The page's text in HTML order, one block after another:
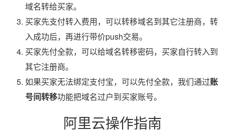
域名转给买家。
买家先支付转入费用，可以转移域名到其它注册商，转
入成功后，再进行带价push交易。
买家先付全款，可以给域名转移密码，买家自行转入到
其它注册商。
如果买家无法绑定支付宝，可以先付全款，我们通过账
号间转移功能把域名过户到买家账号。
阿里云操作指南